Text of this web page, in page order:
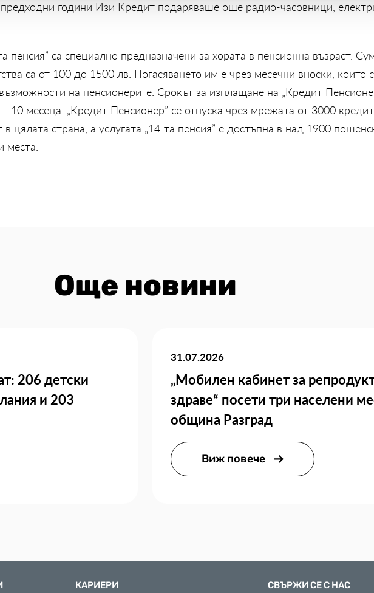
години Изи Кредит подаряваше още радио-часовници,
пенсия” са специално предназначени за хората в пенсионна възраст.
са от 100 до 1500 лв. Погасяването им е чрез месечни вноски, които
на пенсионерите. Срокът за изплащане на „Кредит
– 10 месеца. „Кредит Пенсионер” се отпуска чрез мрежата от 3000
цялата страна, а услугата „14-та пенсия” е достъпна в над 1900
места.
Още новини
206 детски
и 203
31.07.2026
„Мобилен кабинет за
здраве“ посети три населени
община Разград
Виж повече
КАРИЕРИ СВЪРЖИ СЕ С НАС